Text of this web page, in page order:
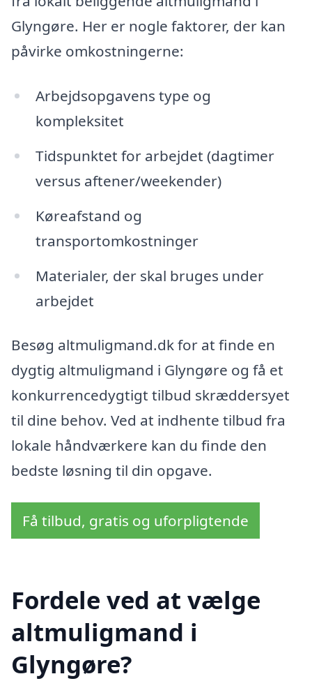
Glyngøre. Her er nogle faktorer, der kan
påvirke omkostningerne:
Arbejdsopgavens type og
kompleksitet
Tidspunktet for arbejdet (dagtimer
versus aftener/weekender)
Køreafstand og
transportomkostninger
Materialer, der skal bruges under
arbejdet
Besøg altmuligmand.dk for at finde en
dygtig altmuligmand i Glyngøre og få et
konkurrencedygtigt tilbud skræddersyet
til dine behov. Ved at indhente tilbud fra
lokale håndværkere kan du finde den
bedste løsning til din opgave.
Få tilbud, gratis og uforpligtende
Fordele ved at vælge
altmuligmand i
Glyngøre?